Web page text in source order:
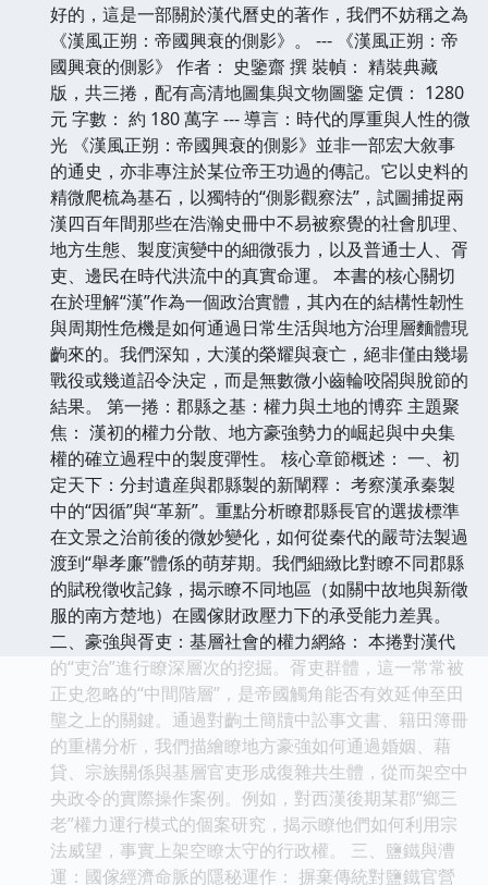
好的，這是一部關於漢代曆史的著作，我們不妨稱之為
《漢風正朔：帝國興衰的側影》。 --- 《漢風正朔：帝
國興衰的側影》 作者： 史鑒齋 撰 裝幀： 精裝典藏
版，共三捲，配有高清地圖集與文物圖鑒 定價： 1280
元 字數： 約 180 萬字 --- 導言：時代的厚重與人性的微
光 《漢風正朔：帝國興衰的側影》並非一部宏大敘事
的通史，亦非專注於某位帝王功過的傳記。它以史料的
精微爬梳為基石，以獨特的“側影觀察法”，試圖捕捉兩
漢四百年間那些在浩瀚史冊中不易被察覺的社會肌理、
地方生態、製度演變中的細微張力，以及普通士人、胥
吏、邊民在時代洪流中的真實命運。 本書的核心關切
在於理解“漢”作為一個政治實體，其內在的結構性韌性
與周期性危機是如何通過日常生活與地方治理層麵體現
齣來的。我們深知，大漢的榮耀與衰亡，絕非僅由幾場
戰役或幾道詔令決定，而是無數微小齒輪咬閤與脫節的
結果。 第一捲：郡縣之基：權力與土地的博弈 主題聚
焦： 漢初的權力分散、地方豪強勢力的崛起與中央集
權的確立過程中的製度彈性。 核心章節概述： 一、初
定天下：分封遺産與郡縣製的新闡釋： 考察漢承秦製
中的“因循”與“革新”。重點分析瞭郡縣長官的選拔標準
在文景之治前後的微妙變化，如何從秦代的嚴苛法製過
渡到“舉孝廉”體係的萌芽期。我們細緻比對瞭不同郡縣
的賦稅徵收記錄，揭示瞭不同地區（如關中故地與新徵
服的南方楚地）在國傢財政壓力下的承受能力差異。
二、豪強與胥吏：基層社會的權力網絡： 本捲對漢代
的“吏治”進行瞭深層次的挖掘。胥吏群體，這一常常被
正史忽略的“中間階層”，是帝國觸角能否有效延伸至田
壟之上的關鍵。通過對齣土簡牘中訟事文書、籍田簿冊
的重構分析，我們描繪瞭地方豪強如何通過婚姻、藉
貸、宗族關係與基層官吏形成復雜共生體，從而架空中
央政令的實際操作案例。例如，對西漢後期某郡“鄉三
老”權力運行模式的個案研究，揭示瞭他們如何利用宗
法威望，事實上架空瞭太守的行政權。 三、鹽鐵與漕
運：國傢經濟命脈的隱秘運作： 摒棄傳統對鹽鐵官營